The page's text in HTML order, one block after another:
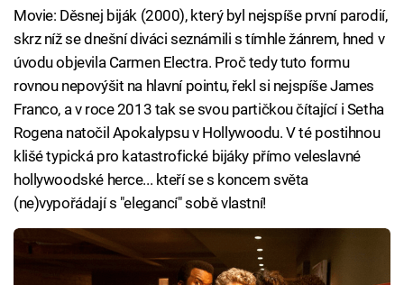
Movie: Děsnej biják (2000), který byl nejspíše první parodií,
skrz níž se dnešní diváci seznámili s tímhle žánrem, hned v
úvodu objevila Carmen Electra. Proč tedy tuto formu
rovnou nepovýšit na hlavní pointu, řekl si nejspíše James
Franco, a v roce 2013 tak se svou partičkou čítající i Setha
Rogena natočil Apokalypsu v Hollywoodu. V té postihnou
klišé typická pro katastrofické bijáky přímo veleslavné
hollywoodské herce... kteří se s koncem světa
(ne)vypořádají s "elegancí" sobě vlastní!